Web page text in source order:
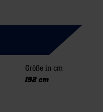
Größe in cm
192 cm